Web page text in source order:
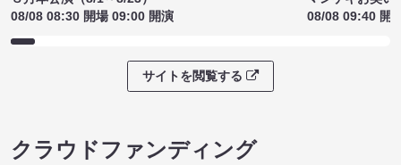
08/08 08:30 開場 09:00 開演
08/08 09:40 開
サイトを閲覧する
クラウドファンディング